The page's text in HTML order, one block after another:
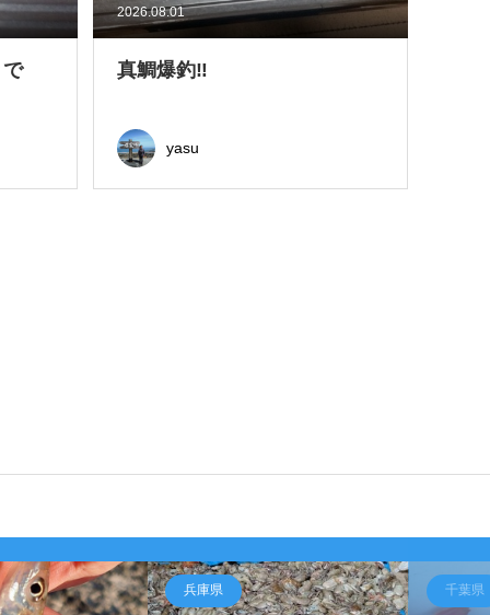
2026.08.01
真鯛爆釣‼
yasu
兵庫県 千葉県